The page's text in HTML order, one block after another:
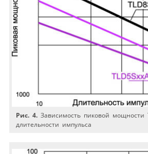
Риc. 4. Зависимость пиковой мощности
длительности импульса